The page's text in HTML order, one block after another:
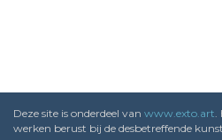
Deze site is onderdeel van www.exto.art.
werken berust bij de desbetreffende